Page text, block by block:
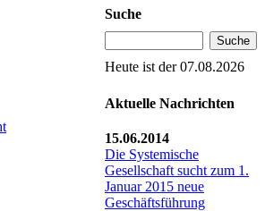
Suche
Heute ist der07.08.2026
Aktuelle Nachrichten
15.06.2014
Die Systemische
Gesellschaft sucht zum 1.
Januar 2015 neue
Geschäftsführung